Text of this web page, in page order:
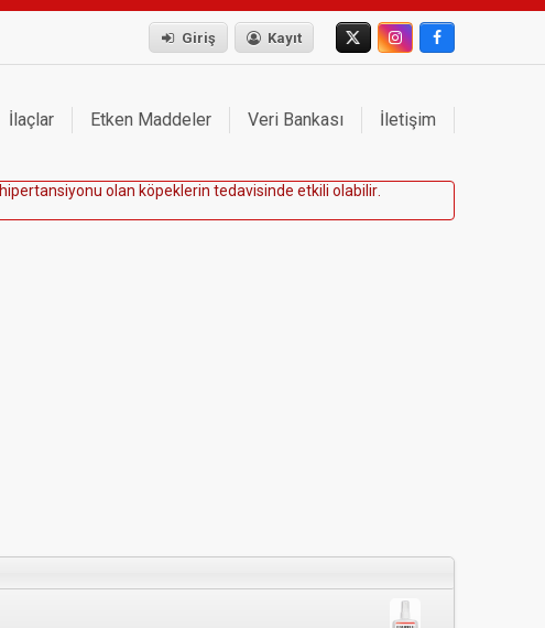
Giriş Kayıt
İlaçlar Etken Maddeler Veri Bankası İletişim
hipertansiyonu o an köpekerin tedavisinde etki i o abi ir